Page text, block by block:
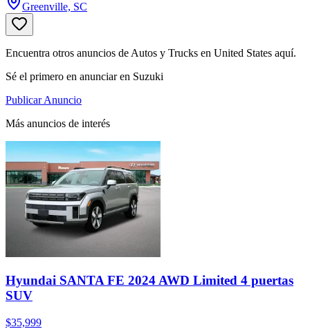
Greenville, SC
Encuentra otros anuncios de Autos y Trucks en United States aquí.
Sé el primero en anunciar en Suzuki
Publicar Anuncio
Más anuncios de interés
Hyundai SANTA FE 2024 AWD Limited 4 puertas
SUV
$35,999